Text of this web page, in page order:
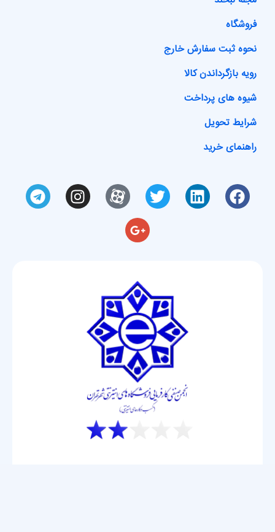
فروشگاه
نحوه ثبت سفارش خارج
رویه بازگرداندن کالا
شیوه های پرداخت
شرایط تحویل
راهنمای خرید